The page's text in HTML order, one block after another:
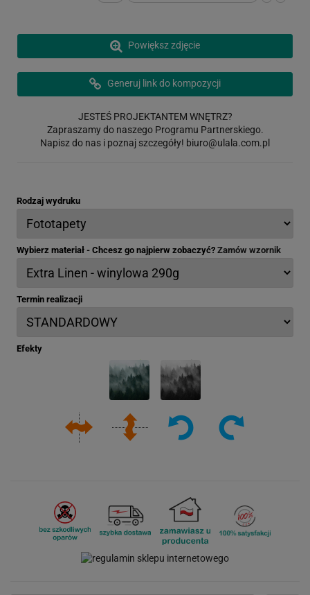
Powiększ zdjęcie
Generuj link do kompozycji
JESTEŚ PROJEKTANTEM WNĘTRZ?
Zapraszamy do naszego Programu Partnerskiego.
Napisz do nas i poznaj szczegóły! biuro@ulala.com.pl
Rodzaj wydruku
Wybierz materiał - Chcesz go najpierw zobaczyć? Zamów wzornik
Termin realizacji
Efekty